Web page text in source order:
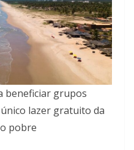
beneficiar grupos
lazer gratuito da
pobre